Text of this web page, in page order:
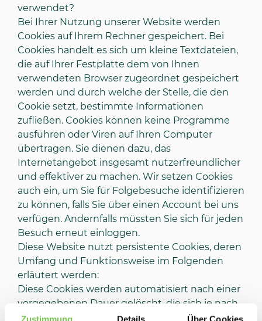
Zustimmung Details Über Cookies
verwendet?
Bei Ihrer Nutzung unserer Website werden
Cookies auf Ihrem Rechner gespeichert. Bei
Cookies handelt es sich um kleine Textdateien,
die auf Ihrer Festplatte dem von Ihnen
verwendeten Browser zugeordnet gespeichert
werden und durch welche der Stelle, die den
Cookie setzt, bestimmte Informationen
zufließen. Cookies können keine Programme
ausführen oder Viren auf Ihren Computer
übertragen. Sie dienen dazu, das
Internetangebot insgesamt nutzerfreundlicher
und effektiver zu machen. Wir setzen Cookies
auch ein, um Sie für Folgebesuche identifizieren
zu können, falls Sie über einen Account bei uns
verfügen. Andernfalls müssten Sie sich für jeden
Besuch erneut einloggen.
Diese Website nutzt persistente Cookies, deren
Umfang und Funktionsweise im Folgenden
erläutert werden:
Diese Cookies werden automatisiert nach einer
vorgegebenen Dauer gelöscht, die sich je nach
Cookie unterscheiden kann. Sie können die